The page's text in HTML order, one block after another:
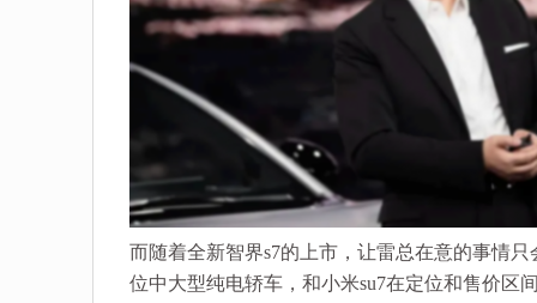
而随着全新智界s7的上市，让雷总在意的事情
位中大型纯电轿车，和小米su7在定位和售价区